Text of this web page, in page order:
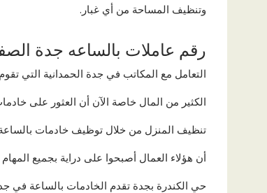
وتنظيف المساحة من أي غبار.
رقم عاملات بالساعه جدة
التعامل مع المكاتب في جدة الحمدانية التي
الكثير من المال خاصة الآن أن العثور على
تنظيف المنزل من خلال توظيف خادمات
أن هؤلاء العمال أصبحوا على دراية بجميع
حي الكندرة بجدة تقدم الخادمات بالساعة في